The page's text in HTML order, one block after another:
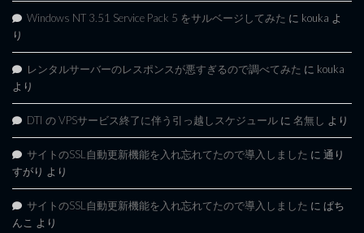
Windows NT 3.51 Service Pack 5 をサルベージしてみた に kouka よ
り
レンタルサーバーのレスポンスが悪すぎるので調べてみた に kouka
より
DTI の VPSサービス終了に伴う引っ越しスケジュール に 名無し より
サイトのSSL自動更新機能を入れ忘れてたので導入しました に 通り
すがり より
サイトのSSL自動更新機能を入れ忘れてたので導入しました に ぱち
んこ より